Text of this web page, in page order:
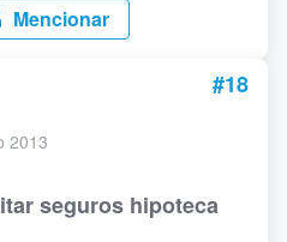
Mencionar
#18
2013
seguros hipoteca